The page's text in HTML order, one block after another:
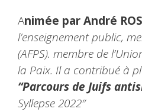
Animée par André
l’enseignement public,
(AFPS). membre de
la Paix. Il a contribué à
“Parcours de Juifs
Syllepse 2022″